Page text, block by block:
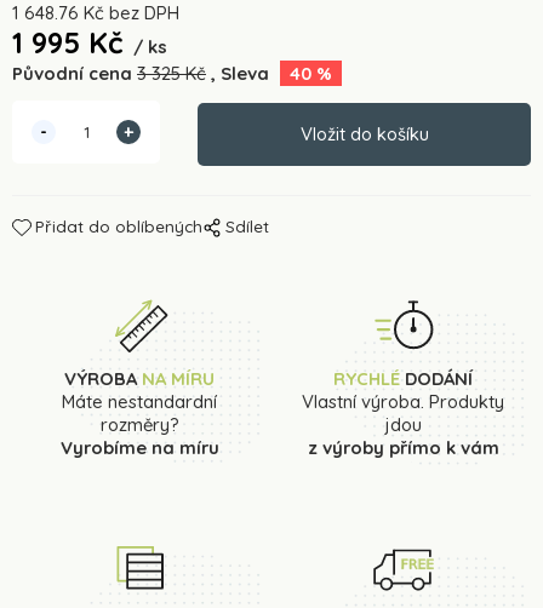
1 648.76 Kč bez DPH
1 995 Kč
ks
Původní cena 3 325Kč Sleva 40 %
Přidat do oblíbených Sdílet
VÝROBA NA MÍRU
Máte nestandardní
rozměry?
Vyrobíme na míru
RYCHLÉDODÁNÍ
Vlastní výroba. Produkty
jdou
z výroby přímo k vám